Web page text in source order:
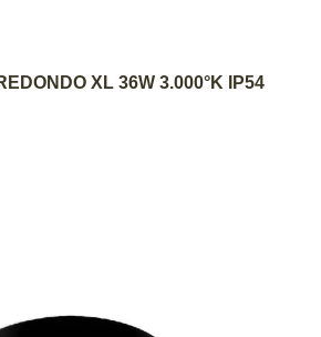
AL CARRITO
XL 36W 3.000°K IP54